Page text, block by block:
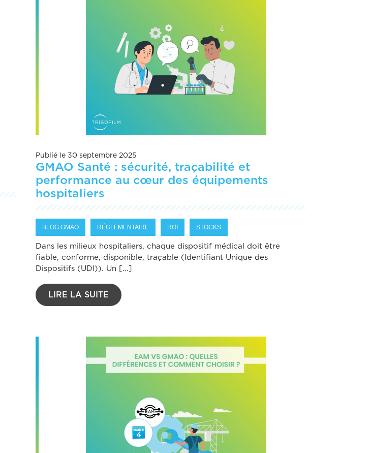
Publié le 30 septembre 2025
GMAO Santé : sécurité, traçabilité et
performance au cœur des équipements
hospitaliers
BLOG GMAO RÉGLEMENTAIRE ROI STOCKS
Dans les milieux hospitaliers, chaque dispositif médical doit être
fiable, conforme, disponible, traçable (Identifiant Unique des
Dispositifs (UDI)). Un [...]
LIRE LA SUITE